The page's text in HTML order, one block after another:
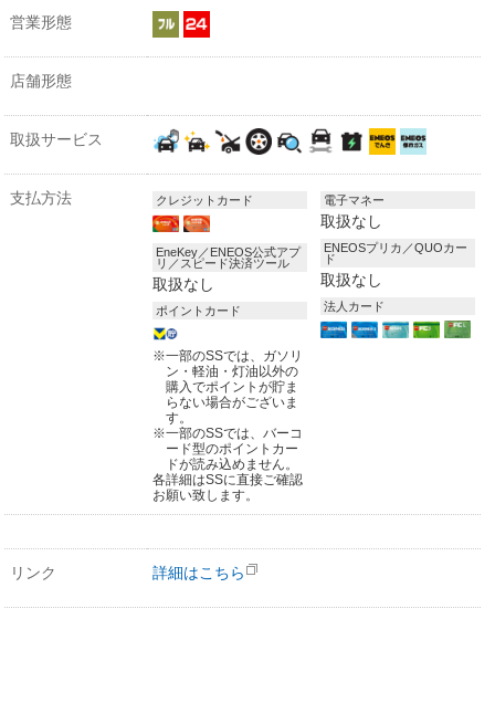
営業形態
店舗形態
取扱サービス
支払方法 クレジットカード
EneKey／ENEOS公式アプ
リ／スピード決済ツール
取扱なし
ポイントカード
※一部のSSでは、ガソリ
ン・軽油・灯油以外の
購入でポイントが貯ま
らない場合がございま
す。
※一部のSSでは、バーコ
ード型のポイントカー
ドが読み込めません。
各詳細はSSに直接ご確認
お願い致します。
電子マネー
取扱なし
ENEOSプリカ／QUOカー
ド
取扱なし
法人カード
リンク 詳細はこちら